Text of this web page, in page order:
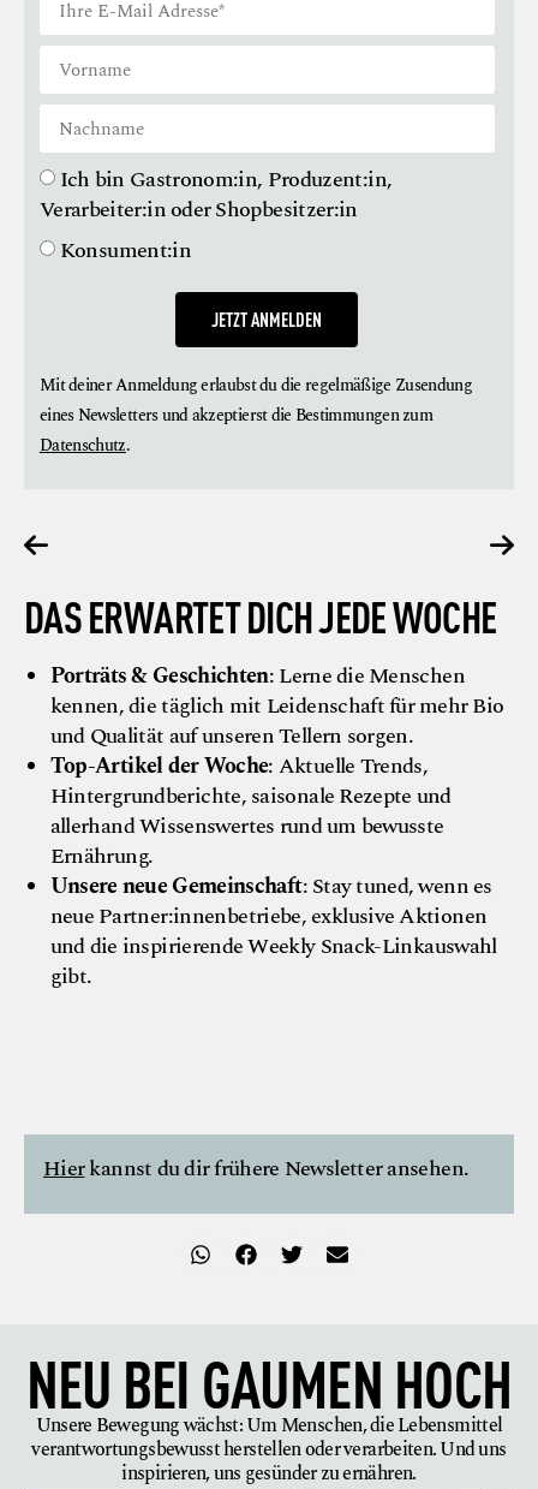
Ich bin Gastronom:in, Produzent:in,
Verarbeiter:in oder Shopbesitzer:in
Konsument:in
Mit deiner Anmeldung erlaubst du die regelmäßige Zusendung
eines Newsletters und akzeptierst die Bestimmungen zum
Datenschutz.
DAS ERWARTET DICH JEDE WOCHE
Porträts & Geschichten: Lerne die Menschen
kennen, die täglich mit Leidenschaft für mehr Bio
und Qualität auf unseren Tellern sorgen.
Top-Artikel der Woche: Aktuelle Trends,
Hintergrundberichte, saisonale Rezepte und
allerhand Wissenswertes rund um bewusste
Ernährung.
Unsere neue Gemeinschaft: Stay tuned, wenn es
neue Partner:innenbetriebe, exklusive Aktionen
und die inspirierende Weekly Snack-Linkauswahl
gibt.
Hierkannst du dir frühere Newsletter ansehen.
NEU BEIGAUMEN HOCH
Unsere Bewegung wächst: Um Menschen, die Lebensmittel
verantwortungsbewusst herstellen oder verarbeiten. Und uns
inspirieren, uns gesünder zu ernähren.